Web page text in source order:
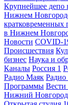
Крупнейшее депо
Нижнем
кратковременных
в Нижнем
Новости COVID-
Происшествия
бизнес Наука и
Каналы Россия 1
Радио Маяк Радио
Программы
Нижний Новгород